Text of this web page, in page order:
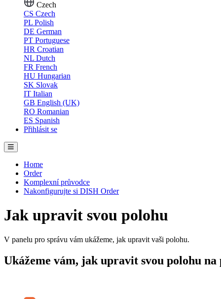
Czech
CS Czech
PL Polish
DE German
PT Portuguese
HR Croatian
NL Dutch
FR French
HU Hungarian
SK Slovak
IT Italian
GB English (UK)
RO Romanian
ES Spanish
Přihlásit se
Home
Order
Komplexní průvodce
Nakonfigurujte si DISH Order
Jak upravit svou polohu
V panelu pro správu vám ukážeme, jak upravit vaši polohu.
Ukážeme vám, jak upravit svou polohu